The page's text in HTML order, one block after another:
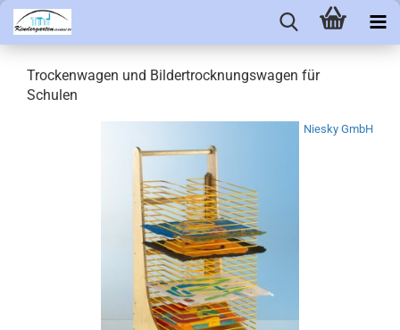
Trockenwagen und Bildertrocknungswagen für
Schulen
Niesky GmbH